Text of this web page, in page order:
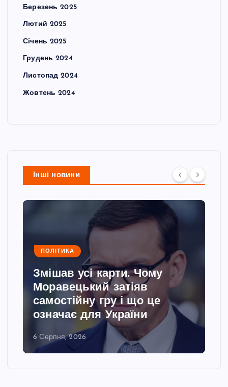
Березень 2025
Лютий 2025
Січень 2025
Грудень 2024
Листопад 2024
Жовтень 2024
Інші новини
ПОЛІТИКА
Змішав усі карти. Чому
Моравецький затіяв
самостійну гру і що це
означає для України
6 Серпня, 2026